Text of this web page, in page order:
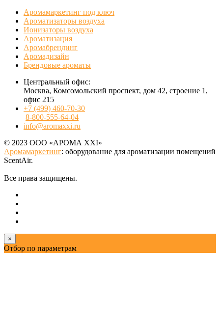
Аромамаркетинг под ключ
Ароматизаторы воздуха
Ионизаторы воздуха
Ароматизация
Аромабрендинг
Аромадизайн
Брендовые ароматы
Центральный офис:
Москва, Комсомольский проспект, дом 42, строение 1,
офис 215
+7 (499) 460-70-30
8-800-555-64-04
info@aromaxxi.ru
© 2023 ООО «АРОМА XXI»
Аромамаркетинг: оборудование для ароматизации помещений
ScentAir.
Все права защищены.
×
Отбор по параметрам